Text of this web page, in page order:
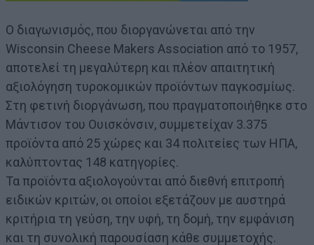
Ο διαγωνισμός, που διοργανώνεται από την
Wisconsin Cheese Makers Association από το 1957,
αποτελεί τη μεγαλύτερη και πλέον απαιτητική
αξιολόγηση τυροκομικών προϊόντων παγκοσμίως.
Στη φετινή διοργάνωση, που πραγματοποιήθηκε στο
Μάντισον του Ουισκόνσιν, συμμετείχαν 3.375
προϊόντα από 25 χώρες και 34 πολιτείες των ΗΠΑ,
καλύπτοντας 148 κατηγορίες.
Τα προϊόντα αξιολογούνται από διεθνή επιτροπή
ειδικών κριτών, οι οποίοι εξετάζουν με αυστηρά
κριτήρια τη γεύση, την υφή, τη δομή, την εμφάνιση
και τη συνολική παρουσίαση κάθε συμμετοχής.